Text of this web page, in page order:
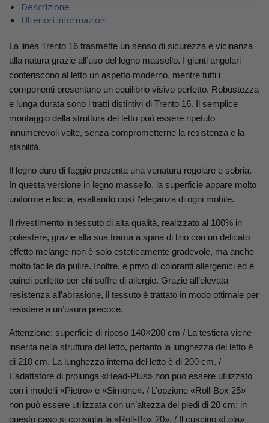
Descrizione
Ulteriori informazioni
La linea Trento 16 trasmette un senso di sicurezza e vicinanza
alla natura grazie all’uso del legno massello. I giunti angolari
conferiscono al letto un aspetto moderno, mentre tutti i
componenti presentano un equilibrio visivo perfetto. Robustezza
e lunga durata sono i tratti distintivi di Trento 16. Il semplice
montaggio della struttura del letto può essere ripetuto
innumerevoli volte, senza comprometterne la resistenza e la
stabilità.
Il legno duro di faggio presenta una venatura regolare e sobria.
In questa versione in legno massello, la superficie appare molto
uniforme e liscia, esaltando così l'eleganza di ogni mobile.
Il rivestimento in tessuto di alta qualità, realizzato al 100% in
poliestere, grazie alla sua trama a spina di lino con un delicato
effetto melange non è solo esteticamente gradevole, ma anche
molto facile da pulire. Inoltre, è privo di coloranti allergenici ed è
quindi perfetto per chi soffre di allergie. Grazie all’elevata
resistenza all’abrasione, il tessuto è trattato in modo ottimale per
resistere a un’usura precoce.
Attenzione: superficie di riposo 140×200 cm / La testiera viene
inserita nella struttura del letto, pertanto la lunghezza del letto è
di 210 cm. La lunghezza interna del letto è di 200 cm. /
L’adattatore di prolunga «Head-Plus» non può essere utilizzato
con i modelli «Pietro» e «Simone». / L’opzione «Roll-Box 25»
non può essere utilizzata con un’altezza dei piedi di 20 cm; in
questo caso si consiglia la «Roll-Box 20». / Il cuscino «Lola»